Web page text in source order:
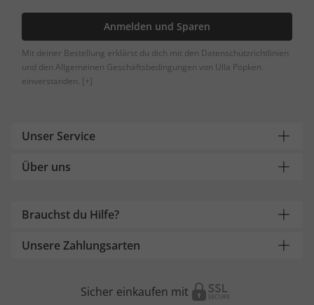
Anmelden und Sparen
Mit deiner Bestellung erklärst du dich mit den Datenschutzrichtlinien
und den Allgemeinen Geschäftsbedingungen von Ulla Popken
einverstanden. [+]
Unser Service
Über uns
Brauchst du Hilfe?
Unsere Zahlungsarten
Sicher einkaufen mit